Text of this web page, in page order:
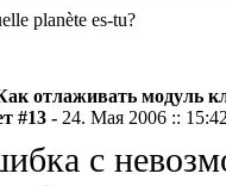
planète es-tu?
отлаживать модуль
#13 - 24. Мая 2006 ::
с